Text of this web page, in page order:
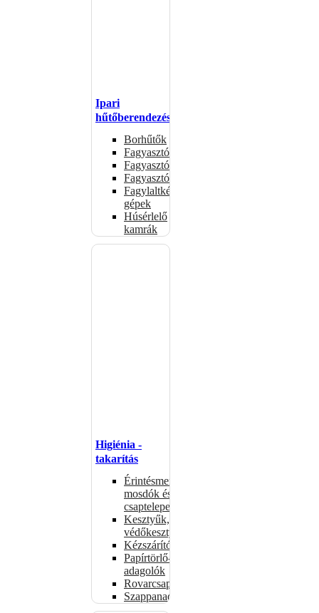
Ipari
hűtőberendezések
Borhűtők
Fagyasztóasztalok
Fagyasztóládák
Fagyasztószekrények
Fagylaltkészítő
gépek
Húsérlelő
kamrák
Higiénia -
takarítás
Érintésmentes
mosdók és
csaptelepek
Kesztyűk,
védőkesztyűk
Kézszárítók
Papírtörlő-
adagolók
Rovarcsapdák
Szappanadagolók